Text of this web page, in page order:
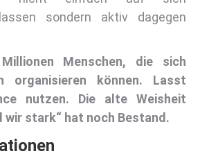
sondern aktiv dagegen
Menschen, die sich
organisieren können. Lasst
nutzen. Die alte Weisheit
wir stark“ hat noch Bestand.